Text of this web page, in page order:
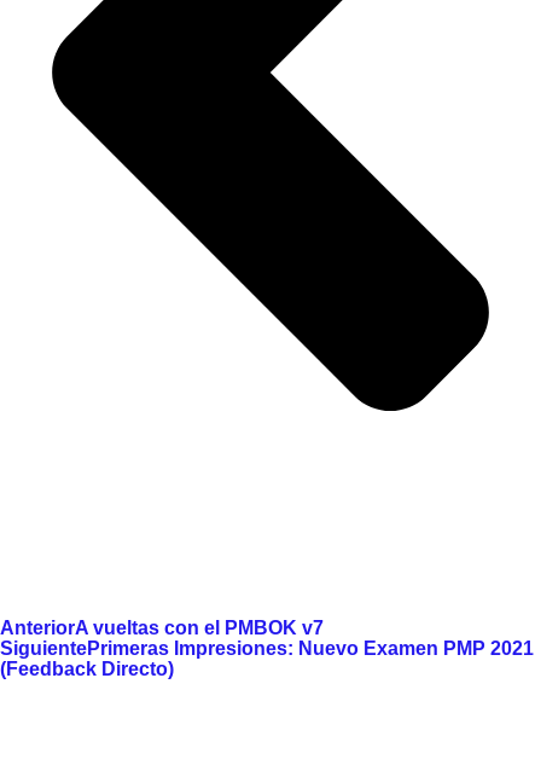
AnteriorA vueltas con el PMBOK v7
SiguientePrimeras Impresiones: Nuevo Examen PMP 2021
(Feedback Directo)